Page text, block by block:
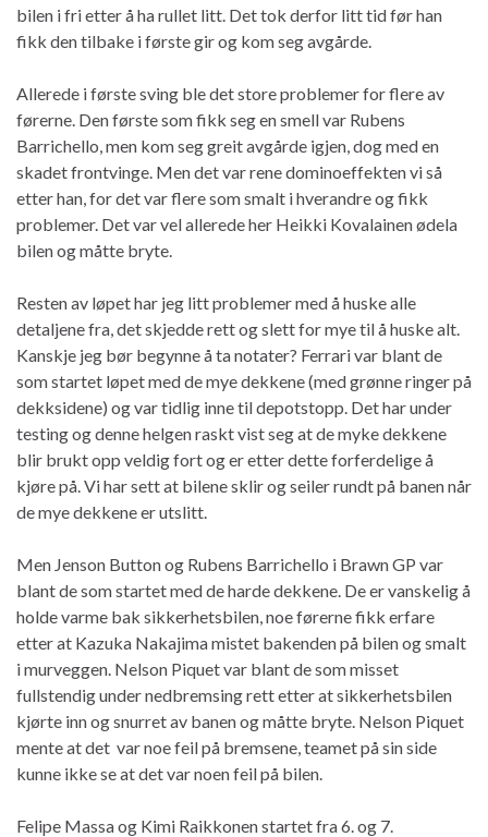
bilen i fri etter å ha rullet litt. Det tok derfor litt tid før han
fikk den tilbake i første gir og kom seg avgårde.
Allerede i første sving ble det store problemer for flere av
førerne. Den første som fikk seg en smell var Rubens
Barrichello, men kom seg greit avgårde igjen, dog med en
skadet frontvinge. Men det var rene dominoeffekten vi så
etter han, for det var flere som smalt i hverandre og fikk
problemer. Det var vel allerede her Heikki Kovalainen ødela
bilen og måtte bryte.
Resten av løpet har jeg litt problemer med å huske alle
detaljene fra, det skjedde rett og slett for mye til å huske alt.
Kanskje jeg bør begynne å ta notater? Ferrari var blant de
som startet løpet med de mye dekkene (med grønne ringer på
dekksidene) og var tidlig inne til depotstopp. Det har under
testing og denne helgen raskt vist seg at de myke dekkene
blir brukt opp veldig fort og er etter dette forferdelige å
kjøre på. Vi har sett at bilene sklir og seiler rundt på banen når
de mye dekkene er utslitt.
Men Jenson Button og Rubens Barrichello i Brawn GP var
blant de som startet med de harde dekkene. De er vanskelig å
holde varme bak sikkerhetsbilen, noe førerne fikk erfare
etter at Kazuka Nakajima mistet bakenden på bilen og smalt
i murveggen. Nelson Piquet var blant de som misset
fullstendig under nedbremsing rett etter at sikkerhetsbilen
kjørte inn og snurret av banen og måtte bryte. Nelson Piquet
mente at det var noe feil på bremsene, teamet på sin side
kunne ikke se at det var noen feil på bilen.
Felipe Massa og Kimi Raikkonen startet fra 6. og 7.